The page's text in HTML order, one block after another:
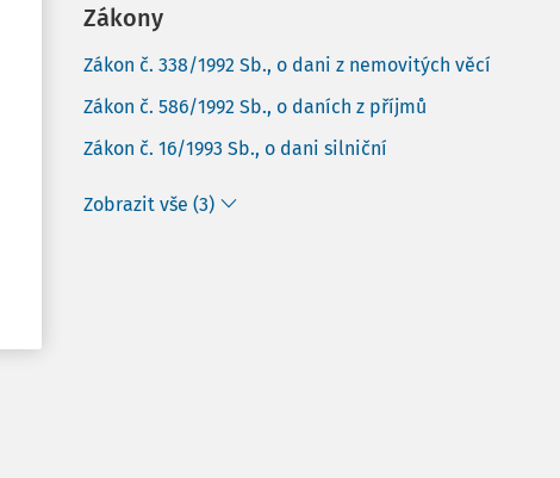
Zákony
Zákon č. 338/1992 Sb., o dani z nemovitých věcí
Zákon č. 586/1992 Sb., o daních z příjmů
Zákon č. 16/1993 Sb., o dani silniční
Zobrazit vše (3)